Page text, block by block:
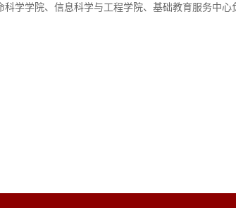
科学学院、信息科学与工程学院、基础教育服务中